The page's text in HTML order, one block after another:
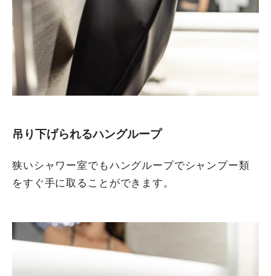
吊り下げられるハングループ
狭いシャワー室でもハングループでシャンプー類
をすぐ手に取ることができます。